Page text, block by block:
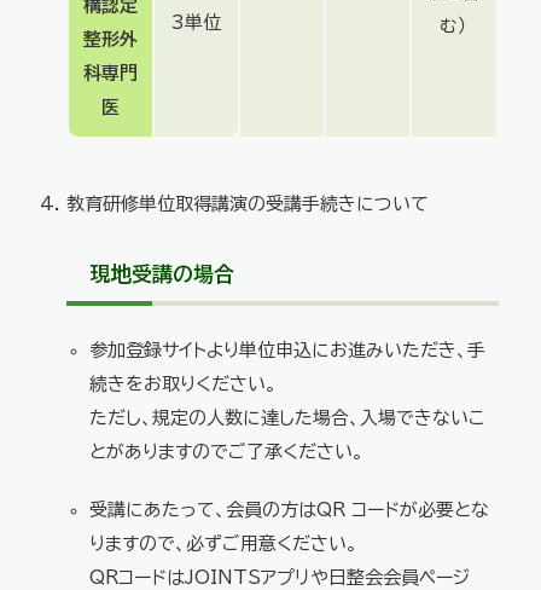
む）
構認定
整形外
科専門
医
3単位
教育研修単位取得講演の受講手続きについて
現地受講の場合
参加登録サイトより単位申込にお進みいただき、手
続きをお取りください。
ただし、規定の人数に達した場合、入場できないこ
とがありますのでご了承ください。
受講にあたって、会員の方はQR コードが必要とな
りますので、必ずご用意ください。
QRコードはJOINTSアプリや日整会会員ページ